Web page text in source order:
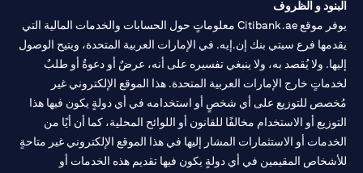
البنود و الظروف
يوفر موقع Citibank.ae معلوماتٍ حول الحسابات والخدمات المالية التي
يقدمها فرع سيتي بنك إن.إيه. في الإمارات العربية المتحدة، ويتيح الوصول
إليها. ولا يُقصد به، ولا ينبغي تفسيره على أنه، عرضٌ أو دعوةٌ أو طلبٌ
لخدماتٍ خارج الإمارات العربية المتحدة. هذا الموقع الإلكتروني غير
مُخصص للتوزيع على أي شخصٍ أو استخدامه في أي دولةٍ يكون فيها هذا
التوزيع أو الاستخدام مخالفًا للقانون أو اللوائح المحلية، كما أن أيًا من
الخدمات أو الاستثمارات المشار إليها في هذا الموقع الإلكتروني غير متاحةٍ
للأشخاص المقيمين في أي دولةٍ يكون فيها تقديم هذه الخدمات أو